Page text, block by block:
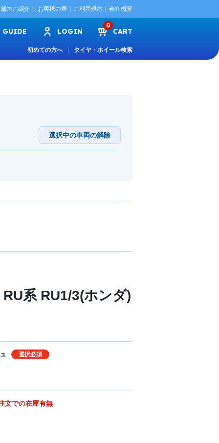
のご紹介 お客様の声 ご利用規約 会社概要
GUIDE LOGIN
0
CART
初めての方へ タイヤ・ホイール検索
選択中の車両の解除
系 RU1/3(ホンダ)
選択必須
文での在庫有無